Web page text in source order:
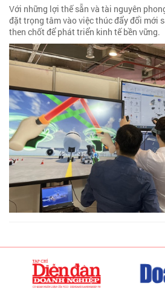
Với những lợi thế sẵn và tài nguyên
đặt trọng tâm vào việc thúc đẩy đổi mới
then chốt để phát triển kinh tế bền vững.